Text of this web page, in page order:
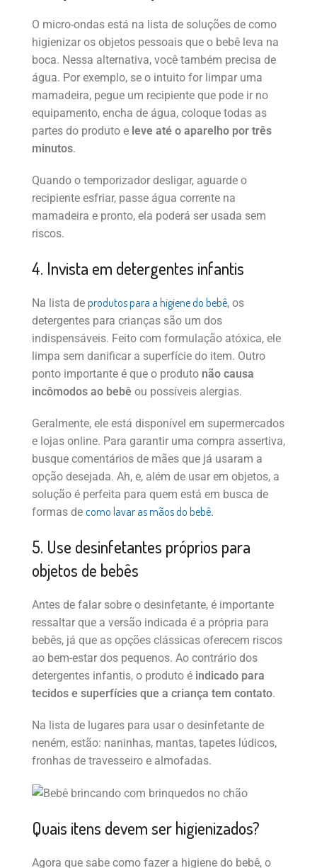
O micro-ondas está na lista de soluções de como
higienizar os objetos pessoais que o bebê leva na
boca. Nessa alternativa, você também precisa de
água. Por exemplo, se o intuito for limpar uma
mamadeira, pegue um recipiente que pode ir no
equipamento, encha de água, coloque todas as
partes do produto e leve até o aparelho por três
minutos.
Quando o temporizador desligar, aguarde o
recipiente esfriar, passe água corrente na
mamadeira e pronto, ela poderá ser usada sem
riscos.
4. Invista em detergentes infantis
Na lista de produtos para a higiene do bebê, os
detergentes para crianças são um dos
indispensáveis. Feito com formulação atóxica, ele
limpa sem danificar a superfície do item. Outro
ponto importante é que o produto não causa
incômodos ao bebê ou possíveis alergias.
Geralmente, ele está disponível em supermercados
e lojas online. Para garantir uma compra assertiva,
busque comentários de mães que já usaram a
opção desejada. Ah, e, além de usar em objetos, a
solução é perfeita para quem está em busca de
formas de como lavar as mãos do bebê.
5. Use desinfetantes próprios para
objetos de bebês
Antes de falar sobre o desinfetante, é importante
ressaltar que a versão indicada é a própria para
bebês, já que as opções clássicas oferecem riscos
ao bem-estar dos pequenos. Ao contrário dos
detergentes infantis, o produto é indicado para
tecidos e superfícies que a criança tem contato.
Na lista de lugares para usar o desinfetante de
neném, estão: naninhas, mantas, tapetes lúdicos,
fronhas de travesseiro e almofadas.
Quais itens devem ser higienizados?
Agora que sabe como fazer a higiene do bebê, o